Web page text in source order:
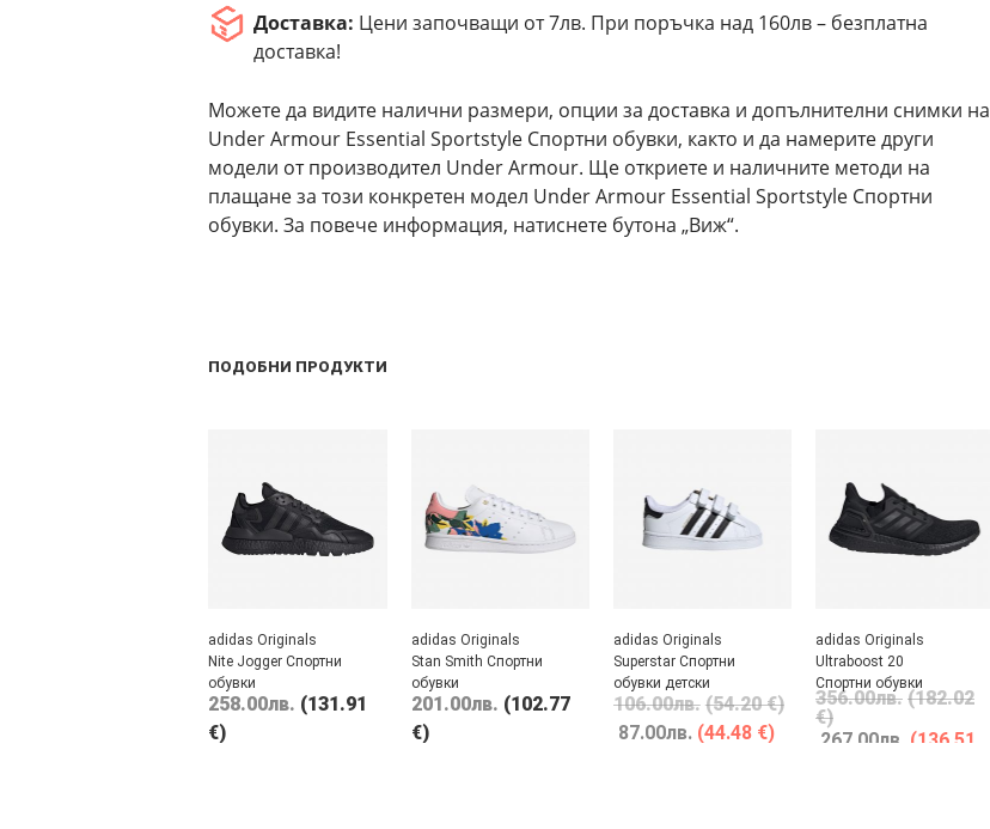
Доставка: Цени започващи от 7лв. При поръчка над 160лв – безплатна
доставка!
Можете да видите налични размери, опции за доставка и допълнителни снимки на
Under Armour Essential Sportstyle Спортни обувки, както и да намерите други
модели от производител Under Armour. Ще откриете и наличните методи на
плащане за този конкретен модел Under Armour Essential Sportstyle Спортни
обувки. За повече информация, натиснете бутона „Виж“.
ПОДОБНИ ПРОДУКТИ
adidas Originals
Nite Jogger Спортни
обувки
258.00лв. (131.91
€)
adidas Originals
Stan Smith Спортни
обувки
201.00лв. (102.77
€)
adidas Originals
Superstar Спортни
обувки детски
106.00лв. (54.20 €)
87.00лв. (44.48 €)
adidas Originals
Ultraboost 20
Спортни обувки
356.00лв. (182.02
€)
267.00лв. (136.51